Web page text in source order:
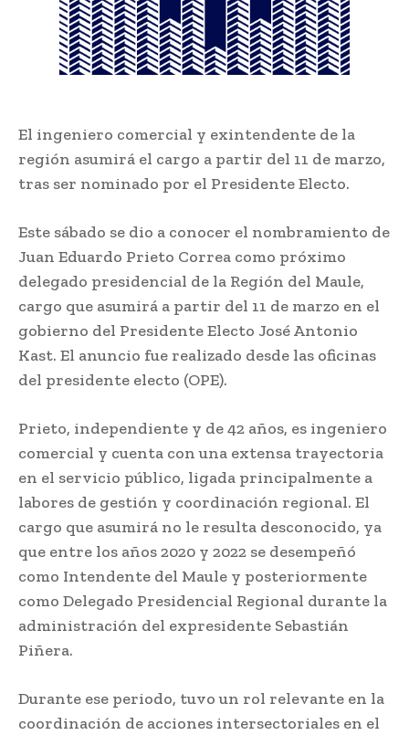
El ingeniero comercial y exintendente de la
región asumirá el cargo a partir del 11 de marzo,
tras ser nominado por el Presidente Electo.
Este sábado se dio a conocer el nombramiento de
Juan Eduardo Prieto Correa como próximo
delegado presidencial de la Región del Maule,
cargo que asumirá a partir del 11 de marzo en el
gobierno del Presidente Electo José Antonio
Kast. El anuncio fue realizado desde las oficinas
del presidente electo (OPE).
Prieto, independiente y de 42 años, es ingeniero
comercial y cuenta con una extensa trayectoria
en el servicio público, ligada principalmente a
labores de gestión y coordinación regional. El
cargo que asumirá no le resulta desconocido, ya
que entre los años 2020 y 2022 se desempeñó
como Intendente del Maule y posteriormente
como Delegado Presidencial Regional durante la
administración del expresidente Sebastián
Piñera.
Durante ese periodo, tuvo un rol relevante en la
coordinación de acciones intersectoriales en el